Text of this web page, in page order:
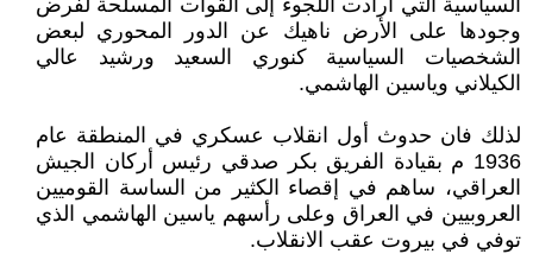
السياسية التي أرادت اللجوء إلى القوات المسلحة لفرض
وجودها على الأرض ناهيك عن الدور المحوري لبعض
الشخصيات السياسية كنوري السعيد ورشيد عالي
الكيلاني وياسين الهاشمي.
لذلك فان حدوث أول انقلاب عسكري في المنطقة عام
1936 م بقيادة الفريق بكر صدقي رئيس أركان الجيش
العراقي، ساهم في إقصاء الكثير من الساسة القوميين
العروبيين في العراق وعلى رأسهم ياسين الهاشمي الذي
توفي في بيروت عقب الانقلاب.